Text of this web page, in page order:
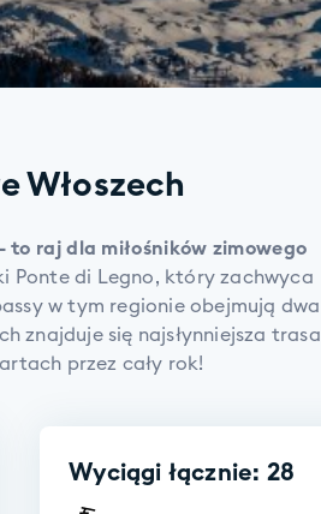
Włoszech
to raj dla miłośników zimowego
Ponte di Legno, który zachwyca
w tym regionie obejmują dwa
znajduje się najsłynniejsza trasa
przez cały rok!
Wyciągi łącznie: 28